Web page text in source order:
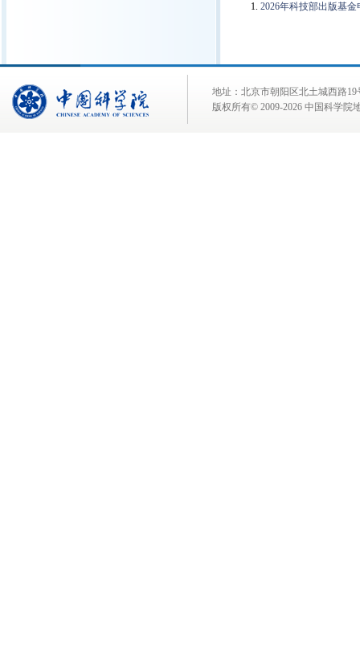
2026年科技部出版基
地址：北京市朝阳区北土城西路
版权所有© 2009-2026 中国科学院